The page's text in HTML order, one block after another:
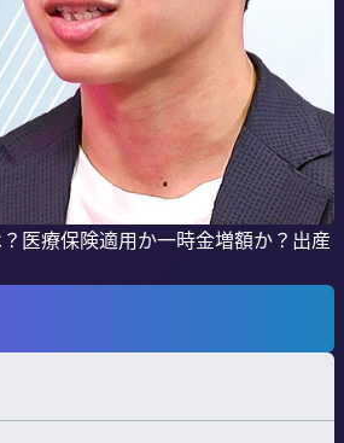
医療保険適用か一時金増額か？出産